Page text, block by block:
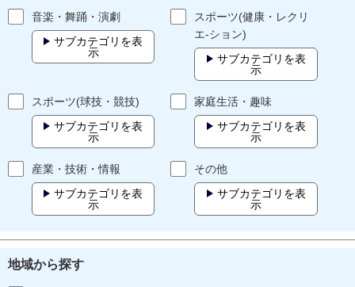
音楽・舞踊・演劇
サブカテゴリを表
示
スポーツ(健康・レクリ
エ-ション)
サブカテゴリを表
示
スポーツ(球技・競技)
サブカテゴリを表
示
家庭生活・趣味
サブカテゴリを表
示
産業・技術・情報
サブカテゴリを表
示
その他
サブカテゴリを表
示
地域から探す